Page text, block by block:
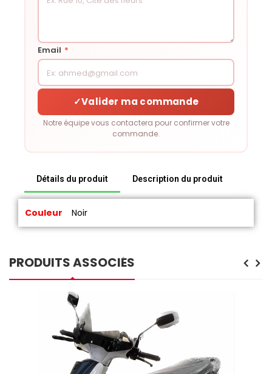
Email *
✓Valider ma commande
Notre équipe vous contactera pour confirmer votre
commande.
Détails du produit Description du produit
Couleur Noir
PRODUITS ASSOCIÉS